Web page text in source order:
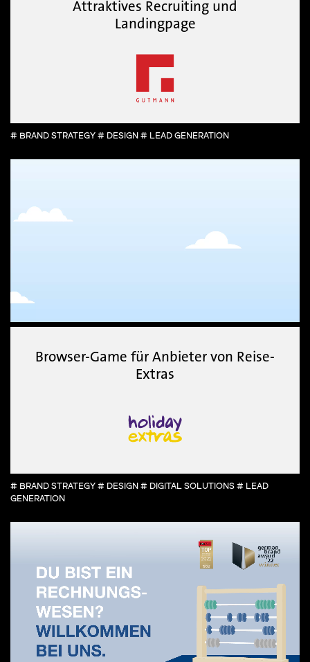
Attraktives Recruiting und
Landingpage
# BRAND STRATEGY # DESIGN # LEAD GENERATION
Browser-Game für Anbieter von Reise-
Extras
# BRAND STRATEGY # DESIGN # DIGITAL SOLUTIONS # LEAD
GENERATION